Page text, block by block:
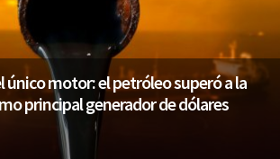
único motor: el petróleo superó a la
principal generador de dólares